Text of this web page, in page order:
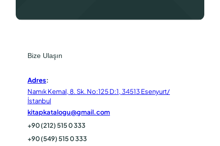
Bize Ulaşın
Adres:
Namık Kemal, 8. Sk. No:125 D:1, 34513 Esenyurt/
İstanbul
kitapkatalogu@gmail.com
+90 (212) 515 0 333
+90 (549) 515 0 333